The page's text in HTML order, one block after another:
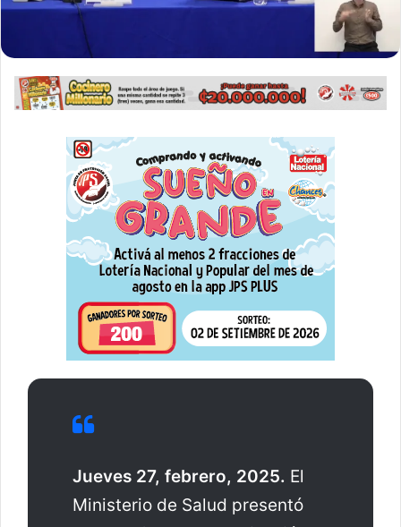
Jueves 27, febrero, 2025. El
Ministerio de Salud presentó